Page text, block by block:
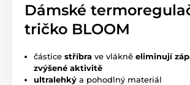
Dámské
tričko BLOOM
částice stříbra ve vlákně eliminují
zvýšené aktivitě
ultralehký a pohodlný materiál